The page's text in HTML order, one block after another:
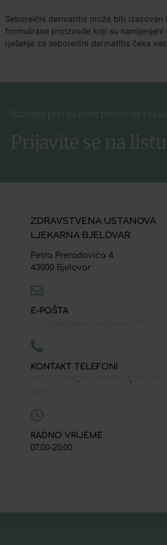
Seboreični dermatitis može biti
formulirane proizvode koji su
rješenje za seboreični dermatitis čeka
Saznajte prvi za nove proizvode i
Prijavite se na
ZDRAVSTVENA USTANOVA
LJEKARNA BJELOVAR
Petra Preradovića 4
43000 Bjelovar
E-POŠTA
KONTAKT TELEFONI
, ,
RADNO VRIJEME
07:00-20:00